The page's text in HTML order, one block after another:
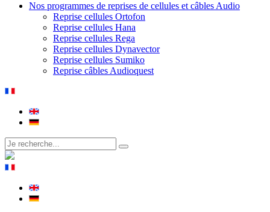
Nos programmes de reprises de cellules et câbles Audio
Reprise cellules Ortofon
Reprise cellules Hana
Reprise cellules Rega
Reprise cellules Dynavector
Reprise cellules Sumiko
Reprise câbles Audioquest